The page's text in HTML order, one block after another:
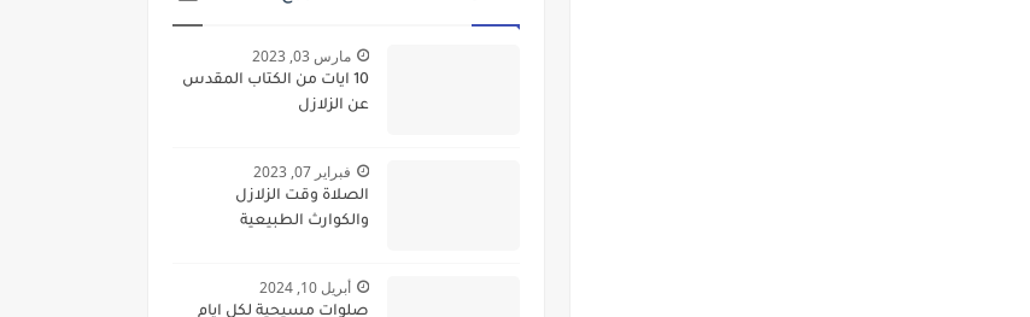
مارس 03, 2023
10 ايات من الكتاب المقدس
عن الزلازل
فبراير 07, 2023
الصلاة وقت الزلازل
والكوارث الطبيعية
أبريل 10, 2024
صلوات مسيحية لكل ايام